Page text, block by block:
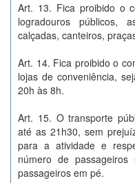
Art. 13. Fica proibido o
logradouros públicos,
calçadas, canteiros,
Art. 14. Fica proibido o
lojas de conveniência,
20h às 8h.
Art. 15. O transporte
até as 21h30, sem
para a atividade e
número de
passageiros em pé.